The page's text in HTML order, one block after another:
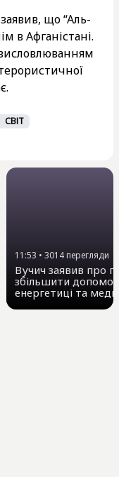
що “Аль-
в Афганістані.
СВІТ
11:53 • 3014перегляди
Вучич заявив про
збільшити
енергетиці та